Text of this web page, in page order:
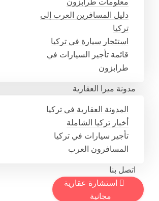
معلومات طرابزون
دليل المسافرين العرب إلى
تركيا
استئجار سيارة في تركيا
قائمة تأجير السيارات في
طرابزون
مدونة ميرا العقارية
المدونة العقارية في تركيا
أخبار تركيا الشاملة
تأجير سيارات في تركيا
المسافرون العرب
اتصل بنا
استشارة عقارية
مجانية